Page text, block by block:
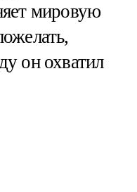
мировую
он охватил